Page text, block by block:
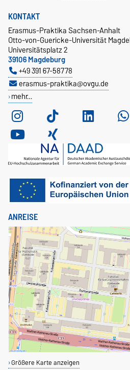
KONTAKT
Erasmus-Praktika Sachsen-Anhalt
Otto-von-Guericke-Universität
Universitätsplatz 2
39106 Magdeburg
+49 391 67-58778
erasmus-praktika@ovgu.de
mehr…
ANREISE
Größere Karte anzeigen